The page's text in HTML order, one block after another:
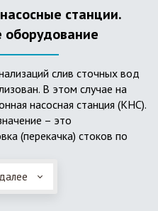
вариант
– это заниженный
участке, а кессон,
служить на территории с
незабвенная мечта
дома. Чтобы выполнить
колодцев, вам непременно
специалистов нашей
и качественно
мероприятий,
и проектирование,
станции.
оборудование
слив сточных вод
В этом случае на
насосная станция (КНС).
– это
(перекачка) стоков по
как в подвальном
в условиях